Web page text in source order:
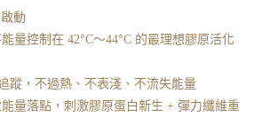
動
量控制在 42°C～44°C 的最理想膠原活化
蹤，不過熱、不表淺、不流失能量
量落點，刺激膠原蛋白新生 + 彈力纖維重